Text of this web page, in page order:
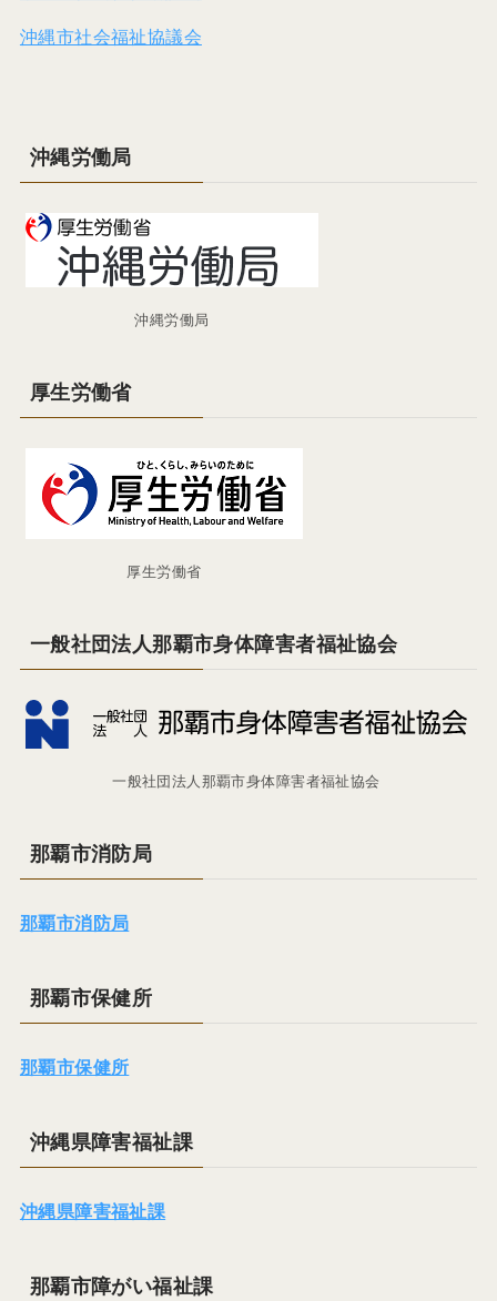
沖縄市社会福祉協議会
沖縄労働局
沖縄労働局
厚生労働省
厚生労働省
一般社団法人那覇市身体障害者福祉協会
一般社団法人那覇市身体障害者福祉協会
那覇市消防局
那覇市消防局
那覇市保健所
那覇市保健所
沖縄県障害福祉課
沖縄県障害福祉課
那覇市障がい福祉課